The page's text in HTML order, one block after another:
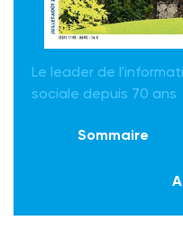
Le leader de
sociale depuis 70 ans
Sommaire